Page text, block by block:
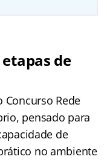
de
Concurso Rede
pensado para
de
no ambiente